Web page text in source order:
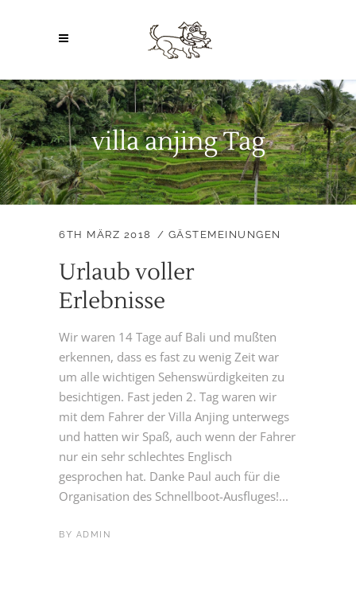
villa anjing Tag
6TH MÄRZ 2018 GÄSTEMEINUNGEN
Urlaub voller
Erlebnisse
Wir waren 14 Tage auf Bali und mußten
erkennen, dass es fast zu wenig Zeit war
um alle wichtigen Sehenswürdigkeiten zu
besichtigen. Fast jeden 2. Tag waren wir
mit dem Fahrer der Villa Anjing unterwegs
und hatten wir Spaß, auch wenn der Fahrer
nur ein sehr schlechtes Englisch
gesprochen hat. Danke Paul auch für die
Organisation des Schnellboot-Ausfluges!...
BY ADMIN